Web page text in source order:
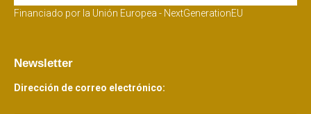
Financiado por la Unión Europea - NextGenerationEU
Newsletter
Dirección de correo electrónico: